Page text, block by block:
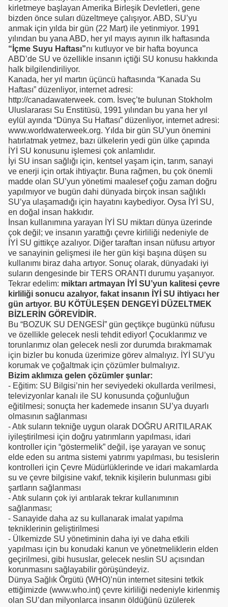
kirletmeye başlayan Amerika Birleşik Devletleri, gene
bizden önce suları düzeltmeye çalışıyor. ABD, SU’yu
anmak için yılda bir gün (22 Mart) ile yetinmiyor. 1991
yılından bu yana ABD, her yıl mayıs ayının ilk haftasında
“İçme Suyu Haftası”nı kutluyor ve bir hafta boyunca
ABD’de SU ve özellikle insanın içtiği SU konusu hakkında
halk bilgilendiriliyor.
Kanada, her yıl martın üçüncü haftasında “Kanada Su
Haftası” düzenliyor, internet adresi:
http://canadawaterweek. com. İsveç’te bulunan Stokholm
Uluslararası Su Enstitüsü, 1991 yılından bu yana her yıl
eylül ayında “Dünya Su Haftası” düzenliyor, internet adresi:
www.worldwaterweek.org. Yılda bir gün SU’yun önemini
hatırlatmak yetmez, bazı ülkelerin yedi gün ülke çapında
İYİ SU konusunu işlemesi çok anlamlıdır.
İyi SU insan sağlığı için, kentsel yaşam için, tarım, sanayi
ve enerji için ortak ihtiyaçtır. Buna rağmen, bu çok önemli
madde olan SU’yun yönetimi maalesef çoğu zaman doğru
yapılmıyor ve bugün dahi dünyada birçok insan sağlıklı
SU’ya ulaşamadığı için hayatını kaybediyor. Oysa İYİ SU,
en doğal insan hakkıdır.
İnsan kullanımına yarayan İYİ SU miktarı dünya üzerinde
çok değil; ve insanın yarattığı çevre kirliliği nedeniyle de
İYİ SU gittikçe azalıyor. Diğer taraftan insan nüfusu artıyor
ve sanayinin gelişmesi ile her gün kişi başına düşen su
kullanımı biraz daha artıyor. Sonuç olarak, dünyadaki iyi
suların dengesinde bir TERS ORANTI durumu yaşanıyor.
Tekrar edelim: miktarı artmayan İYİ SU’yun kalitesi çevre
kirliliği sonucu azalıyor, fakat insanın İYİ SU ihtiyacı her
gün artıyor. BU KÖTÜLEŞEN DENGEYİ DÜZELTMEK
BİZLERİN GÖREVİDİR.
Bu “BOZUK SU DENGESİ” gün geçtikçe bugünkü nüfusu
ve özellikle gelecek nesli tehdit ediyor! Çocuklarımız ve
torunlarımız olan gelecek nesli zor durumda bırakmamak
için bizler bu konuda üzerimize görev almalıyız. İYİ SU’yu
korumak ve çoğaltmak için çözümler bulmalıyız.
Bizim aklımıza gelen çözümler şunlar:
- Eğitim: SU Bilgisi’nin her seviyedeki okullarda verilmesi,
televizyonlar kanalı ile SU konusunda çoğunluğun
eğitilmesi; sonuçta her kademede insanın SU’ya duyarlı
olmasının sağlanması
- Atık suların tekniğe uygun olarak DOĞRU ARITILARAK
iyileştirilmesi için doğru yatırımların yapılması, idari
kontroller için “göstermelik” değil, işe yarayan ve sonuç
elde eden su arıtma sistemi yatırımı yapılması, bu tesislerin
kontrolleri için Çevre Müdürlüklerinde ve idari makamlarda
su ve çevre bilgisine vakıf, teknik kişilerin bulunması gibi
şartların sağlanması
- Atık suların çok iyi arıtılarak tekrar kullanımının
sağlanması;
- Sanayide daha az su kullanarak imalat yapılma
tekniklerinin geliştirilmesi
- Ülkemizde SU yönetiminin daha iyi ve daha etkili
yapılması için bu konudaki kanun ve yönetmeliklerin elden
geçirilmesi, gibi hususlar, gelecek neslin SU açısından
korunmasını sağlayabilir görüşündeyiz.
Dünya Sağlık Örgütü (WHO)’nün internet sitesini tetkik
ettiğimizde (www.who.int) çevre kirliliği nedeniyle kirlenmiş
olan SU’dan milyonlarca insanın öldüğünü üzülerek